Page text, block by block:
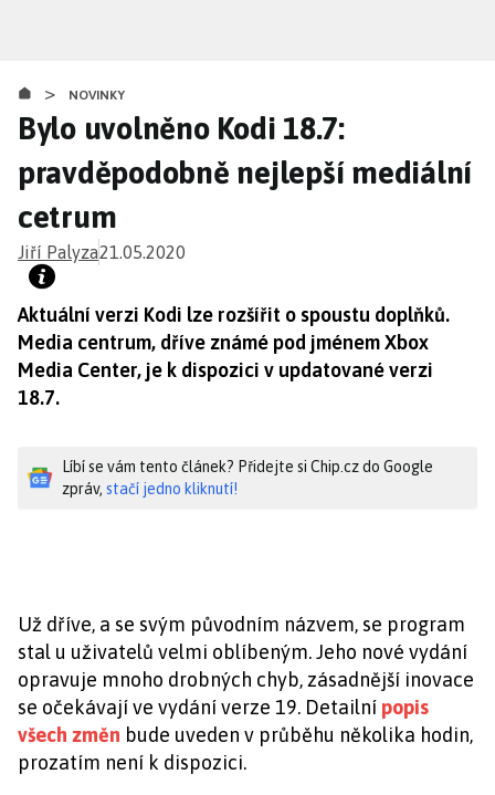
obsahu
> NOVINKY
Bylo uvolněno Kodi 18.7:
pravděpodobně nejlepší mediální
cetrum
Jiří Palyza21.05.2020
Aktuální verzi Kodi lze rozšířit o spoustu doplňků.
Media centrum, dříve známé pod jménem Xbox
Media Center, je k dispozici v updatované verzi
18.7.
Líbí se vám tento článek? Přidejte si Chip.cz do Google
zpráv, stačí jedno kliknutí!
Už dříve, a se svým původním názvem, se program
stal u uživatelů velmi oblíbeným. Jeho nové vydání
opravuje mnoho drobných chyb, zásadnější inovace
se očekávají ve vydání verze 19. Detailní popis
všech změn bude uveden v průběhu několika hodin,
prozatím není k dispozici.